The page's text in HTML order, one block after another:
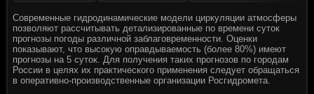
Современные гидродинамические модели циркуляции атмосферы
позволяют рассчитывать детализированные по времени суток
прогнозы погоды различной заблаговременности. Оценки
показывают, что высокую оправдываемость (более 80%) имеют
прогнозы на 5 суток. Для получения таких прогнозов по городам
России в целях их практического применения следует обращаться
в оперативно-производственные организации Росгидромета.